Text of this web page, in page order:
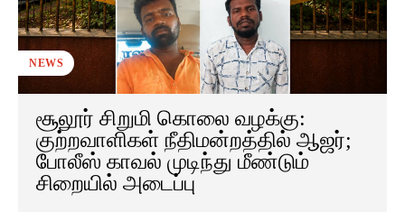
NEWS
சூலூர் சிறுமி கொலை வழக்கு:
குற்றவாளிகள் நீதிமன்றத்தில் ஆஜர்;
போலீஸ் காவல் முடிந்து மீண்டும்
சிறையில் அடைப்பு